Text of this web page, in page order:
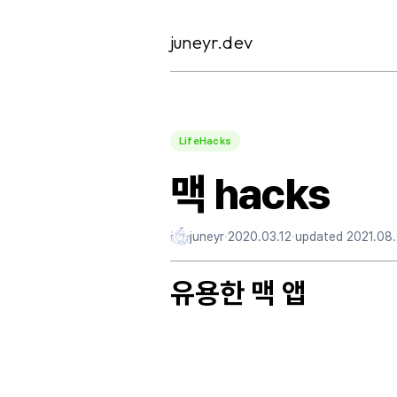
juneyr.dev
LifeHacks
맥 hacks
juneyr·2020.03.12·updated
유용한 맥 앱